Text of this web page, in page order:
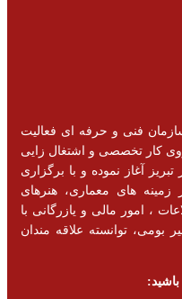
فنی و حرفه ای فعالیت
آموزش نیروی کار تخصصی و اشتغال زایی
آغاز نموده و با برگزاری
های معماری، هنرهای
، امور مالی و یازرگانی با
بومی، توانسته علاقه مندان
باشید: